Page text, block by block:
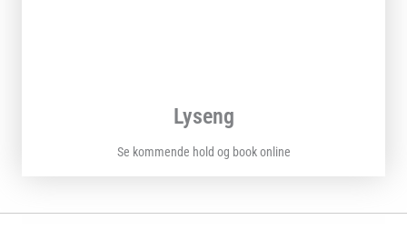
Lyseng
Se kommende hold og book online